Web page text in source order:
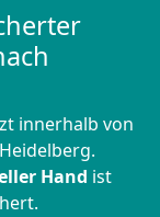
innerhalb von
Hand ist